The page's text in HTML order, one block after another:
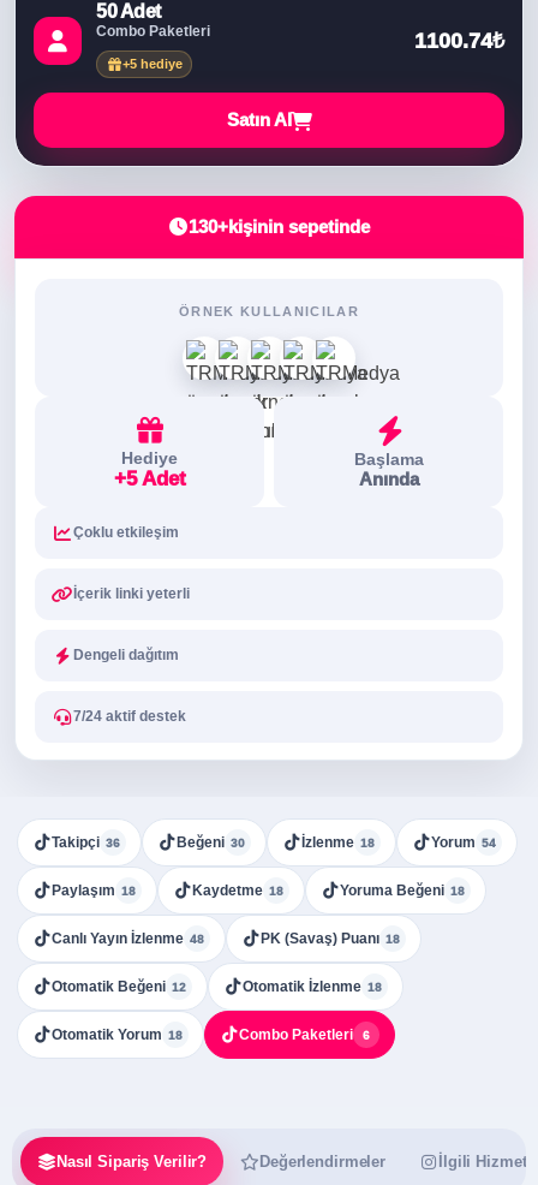
50 Adet
Combo Paketleri
+5 hediye
1100.74₺
Satın Al
130+kişinin sepetinde
ÖRNEK KULLANICILAR
Hediye
+5 Adet
Başlama
Anında
Çoklu etkileşim
İçerik linki yeterli
Dengeli dağıtım
7/24 aktif destek
Takipçi 36 Beğeni 30 İzlenme 18 Yorum 54
Paylaşım 18 Kaydetme 18 Yoruma Beğeni 18
Canlı Yayın İzlenme 48 PK (Savaş) Puanı 18
Otomatik Beğeni 12 Otomatik İzlenme 18
Otomatik Yorum 18 Combo Paketleri 6
Nasıl Sipariş Verilir? Değerlendirmeler İlgili